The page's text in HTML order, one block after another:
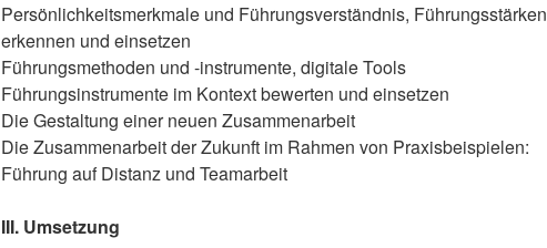
Persönlichkeitsmerkmale und Führungsverständnis, Führungsstärken
erkennen und einsetzen
Führungsmethoden und -instrumente, digitale Tools
Führungsinstrumente im Kontext bewerten und einsetzen
Die Gestaltung einer neuen Zusammenarbeit
Die Zusammenarbeit der Zukunft im Rahmen von Praxisbeispielen:
Führung auf Distanz und Teamarbeit
III. Umsetzung